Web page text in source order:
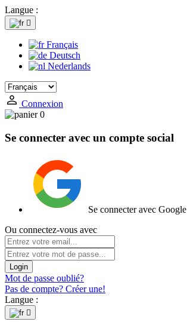
Langue :

Français
Deutsch
Nederlands
Connexion
0
Se connecter avec un compte social
Se connecter avec Google
Ou connectez-vous avec
Login
Mot de passe oublié?
Pas de compte? Créer une!
Langue :
